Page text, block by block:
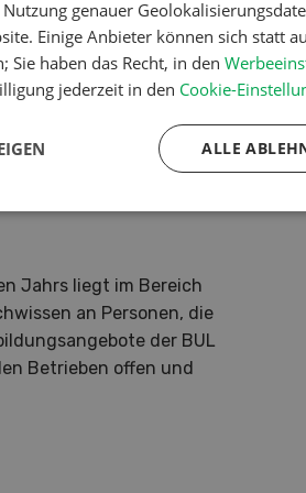
Bauernverband die
die auch im Jahr 2021
als Lebensretter
Fahrzeugen
Jahrs liegt im Bereich
an Personen, die
der BUL
Betrieben offen und
genauer
Einige Anbieter können sich statt
Sie haben das Recht, in den
jederzeit in den Cookie-
ALLE